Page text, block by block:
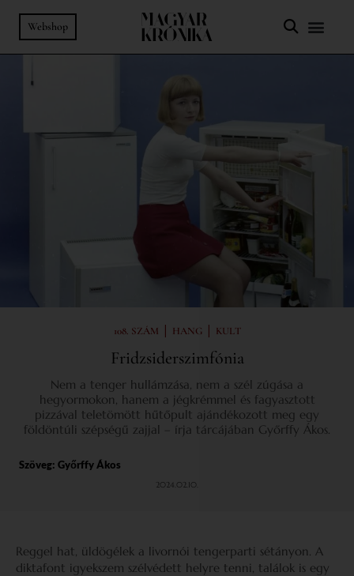
Webshop
108. SZÁM | HANG | KULT
Fridzsiderszimfónia
Nem a tenger hullámzása, nem a szél zúgása a
hegyormokon, hanem a jégkrémmel és fagyasztott
pizzával teletömött hűtőpult ajándékozott meg egy
földöntúli szépségű zajjal – írja tárcájában Győrffy Ákos.
Szöveg: Győrffy Ákos
2024.02.10.
Reggel hat, üldögélek a livornói tengerparti sétányon. A
diktafont igyekszem szélvédett helyre tenni, találok is egy